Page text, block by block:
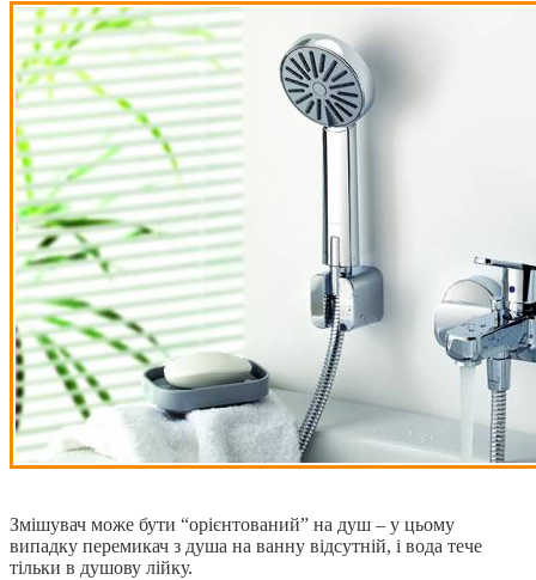
Змішувач може бути “орієнтований” на душ – у цьому
випадку перемикач з душа на ванну відсутній, і вода тече
тільки в душову лійку.